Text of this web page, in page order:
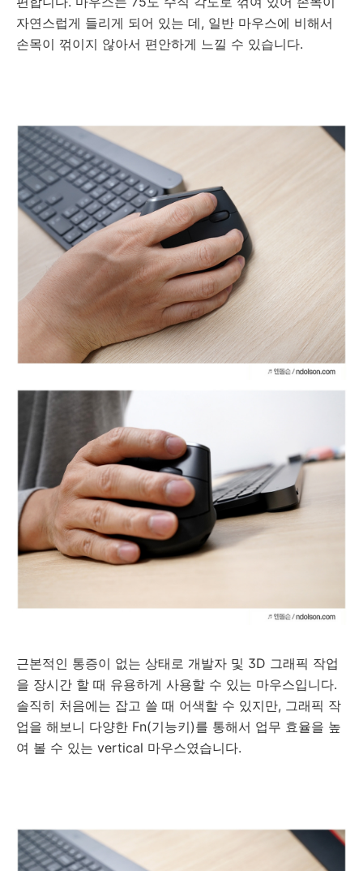
자연스럽게 들리게 되어 있는 데, 일반 마우스에 비해서
손목이 꺾이지 않아서 편안하게 느낄 수 있습니다.
근본적인 통증이 없는 상태로 개발자 및 3D 그래픽 작업
을 장시간 할 때 유용하게 사용할 수 있는 마우스입니다.
솔직히 처음에는 잡고 쓸 때 어색할 수 있지만, 그래픽 작
업을 해보니 다양한 Fn(기능키)를 통해서 업무 효율을 높
여 볼 수 있는 vertical 마우스였습니다.